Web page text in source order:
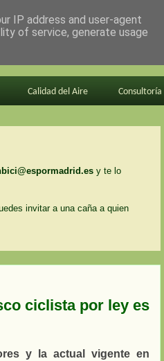
Calidad del Aire Consultoría
y te lo
invitar a una caña a quien
ciclista por ley es
y la actual vigente en
IP address and user-agent
of service, generate usage